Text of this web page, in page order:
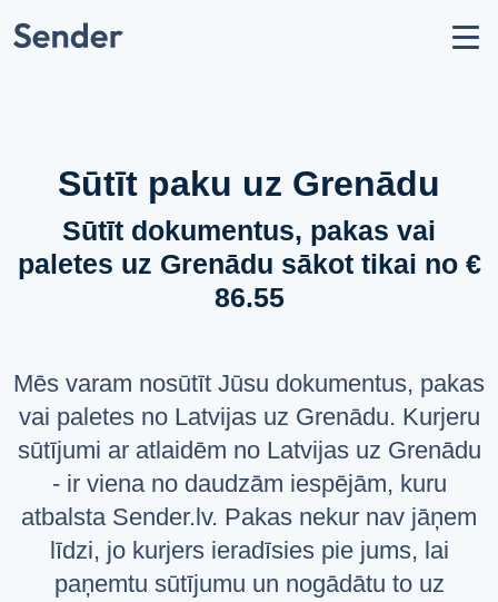
Nosūtīt sūtījumu
Pārvadātāju partneri
Aizliegumi un ierobežojumi
Jautājumi un atbildes
VALODA
Latviešu
Русский
English
Sūtīt paku uz Grenādu
Sūtīt dokumentus, pakas vai
paletes uz Grenādu sākot tikai no €
86.55
Mēs varam nosūtīt Jūsu dokumentus, pakas
vai paletes no Latvijas uz Grenādu. Kurjeru
sūtījumi ar atlaidēm no Latvijas uz Grenādu
- ir viena no daudzām iespējām, kuru
atbalsta Sender.lv. Pakas nekur nav jāņem
līdzi, jo kurjers ieradīsies pie jums, lai
paņemtu sūtījumu un nogādātu to uz